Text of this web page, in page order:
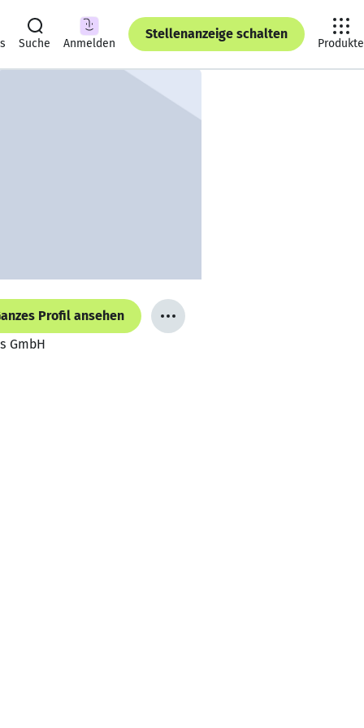
Suche Anmelden
Stellenanzeige schalten
Produkte
Profil ansehen
GmbH